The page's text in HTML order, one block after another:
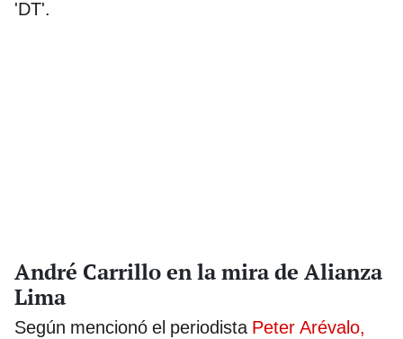
'DT'.
André Carrillo en la mira de Alianza
Lima
Según mencionó el periodista Peter Arévalo,